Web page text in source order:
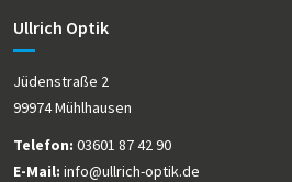
Ullrich Optik
Jüdenstraße 2
99974 Mühlhausen
Telefon: 03601 87 42 90
E-Mail: info@ullrich-optik.de